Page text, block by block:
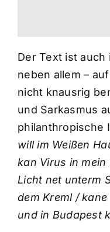
Der Text ist
neben allem –
nicht knausrig
und Sarkasmus
philanthropische
will im Weißen
kan Virus in
Licht net unterm
dem Kreml /
und in Budapest